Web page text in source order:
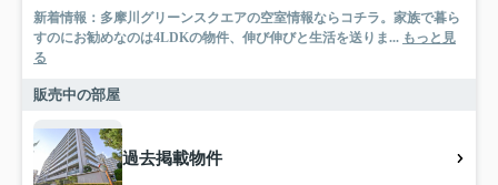
新着情報：多摩川グリーンスクエアの空室情報ならコチラ。家族で暮ら
すのにお勧めなのは4LDKの物件、伸び伸びと生活を送りま... もっと見
る
販売中の部屋
過去掲載物件